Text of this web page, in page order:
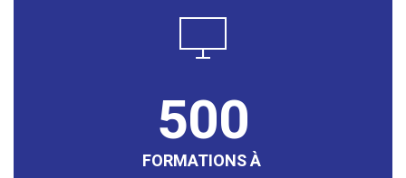
500
FORMATIONS À